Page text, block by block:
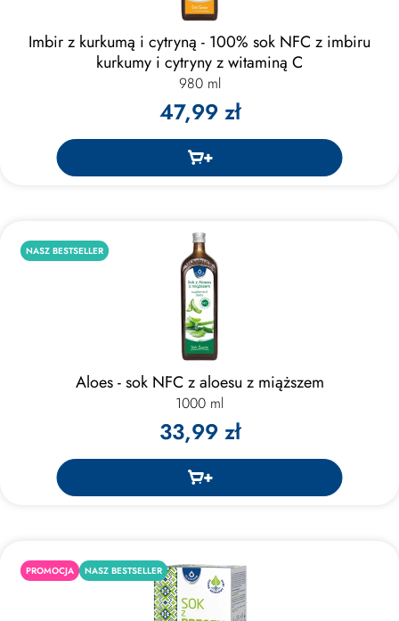
Imbir z kurkumą i cytryną - 100% sok NFC z imbiru
kurkumy i cytryny z witaminą C
980 ml
47,99 zł
NASZ BESTSELLER
Aloes - sok NFC z aloesu z miąższem
1000 ml
33,99 zł
PROMOCJA NASZ BESTSELLER